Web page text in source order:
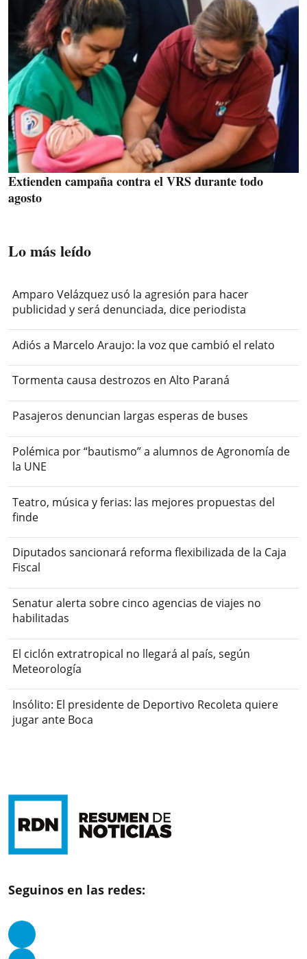
Extienden campaña contra el VRS durante todo
agosto
Lo más leído
Amparo Velázquez usó la agresión para hacer
publicidad y será denunciada, dice periodista
Adiós a Marcelo Araujo: la voz que cambió el relato
Tormenta causa destrozos en Alto Paraná
Pasajeros denuncian largas esperas de buses
Polémica por “bautismo” a alumnos de Agronomía de
la UNE
Teatro, música y ferias: las mejores propuestas del
finde
Diputados sancionará reforma flexibilizada de la Caja
Fiscal
Senatur alerta sobre cinco agencias de viajes no
habilitadas
El ciclón extratropical no llegará al país, según
Meteorología
Insólito: El presidente de Deportivo Recoleta quiere
jugar ante Boca
Seguinos en las redes: